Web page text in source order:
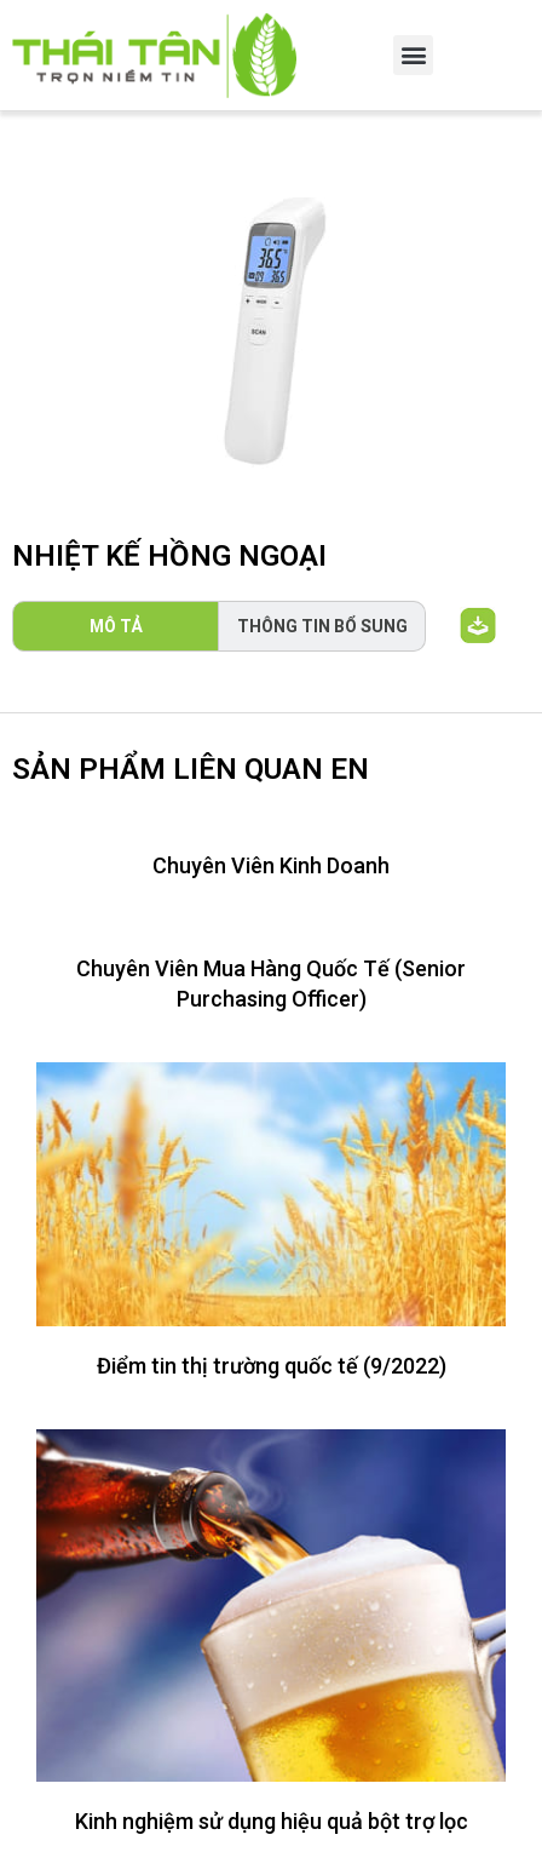
NHIỆT KẾ HỒNG NGOẠI
MÔ TẢ THÔNG TIN BỔ SUNG
SẢN PHẨM LIÊN QUAN EN
Chuyên Viên Kinh Doanh
Chuyên Viên Mua Hàng Quốc Tế (Senior
Purchasing Officer)
Điểm tin thị trường quốc tế (9/2022)
Kinh nghiệm sử dụng hiệu quả bột trợ lọc